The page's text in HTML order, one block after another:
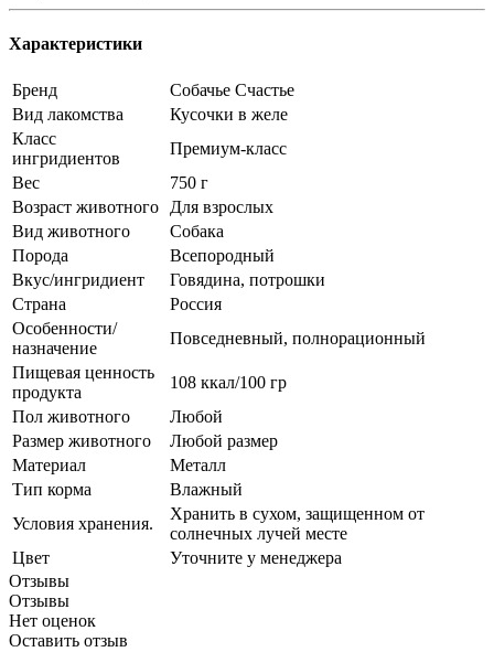
Характеристики
Бренд
Собачье Счастье
Вид лакомства
Кусочки в желе
Класс
ингридиентов
Премиум-класс
Вес
750 г
Возраст животного
Для взрослых
Вид животного
Собака
Порода
Всепородный
Вкус/ингридиент
Говядина, потрошки
Страна
Россия
Особенности/
назначение
Повседневный, полнорационный
Пищевая ценность
продукта
108 ккал/100 гр
Пол животного
Любой
Размер животного
Любой размер
Материал
Металл
Тип корма
Влажный
Условия хранения.
Хранить в сухом, защищенном от
солнечных лучей месте
Цвет
Уточните у менеджера
Отзывы
Отзывы
Нет оценок
Оставить отзыв